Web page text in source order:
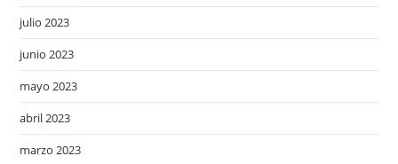
julio 2023
junio 2023
mayo 2023
abril 2023
marzo 2023